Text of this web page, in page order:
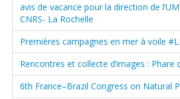
avis de vacance pour la direction de
CNRS- La Rochelle
Premières campagnes en mer à voile
Rencontres et collecte d’images : Phare
6th France–Brazil Congress on Natural